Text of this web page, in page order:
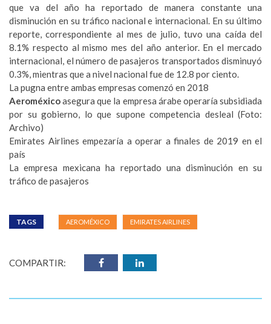
que va del año ha reportado de manera constante una
disminución en su tráfico nacional e internacional. En su último
reporte, correspondiente al mes de julio, tuvo una caída del
8.1% respecto al mismo mes del año anterior. En el mercado
internacional, el número de pasajeros transportados disminuyó
0.3%, mientras que a nivel nacional fue de 12.8 por ciento.
La pugna entre ambas empresas comenzó en 2018
Aeroméxicoasegura que la empresa árabe operaría subsidiada
por su gobierno, lo que supone competencia desleal (Foto:
Archivo)
Emirates Airlines empezaría a operar a finales de 2019 en el
país
La empresa mexicana ha reportado una disminución en su
tráfico de pasajeros
TAGS AEROMÉXICO EMIRATES AIRLINES
COMPARTIR: